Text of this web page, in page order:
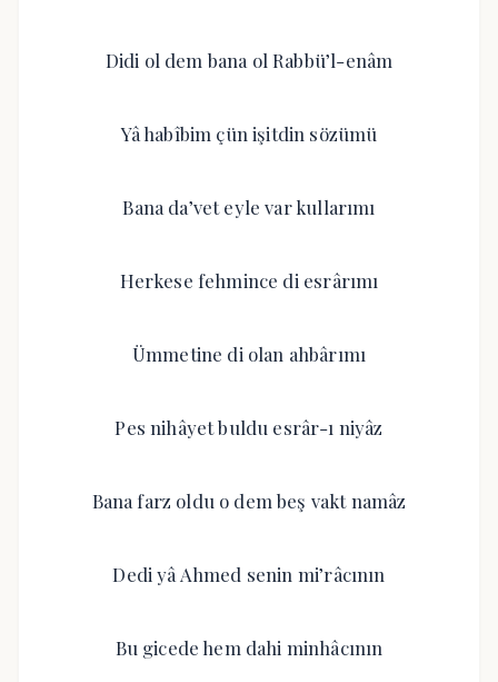
Didi ol dem bana ol Rabbü’l-enâm
Yâ habîbim çün işitdin sözümü
Bana da’vet eyle var kullarımı
Herkese fehmince di esrârımı
Ümmetine di olan ahbârımı
Pes nihâyet buldu esrâr-ı niyâz
Bana farz oldu o dem beş vakt namâz
Dedi yâ Ahmed senin mi’râcının
Bu gicede hem dahi minhâcının